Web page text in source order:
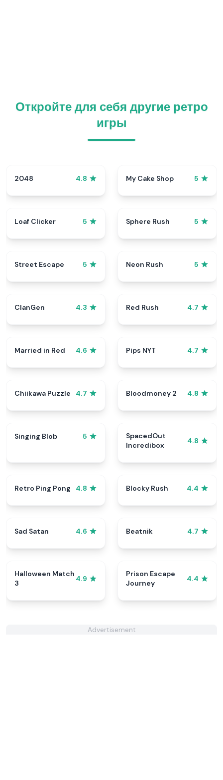
Откройте для себя другие ретро
игры
2048 4.8 My Cake Shop 5
Loaf Clicker 5 Sphere Rush 5
Street Escape 5 Neon Rush 5
ClanGen 4.3 Red Rush 4.7
Married in Red 4.6 Pips NYT 4.7
Chiikawa Puzzle 4.7 Bloodmoney 2 4.8
Singing Blob 5
SpacedOut
Incredibox
4.8
Retro Ping Pong 4.8 Blocky Rush 4.4
Sad Satan 4.6 Beatnik 4.7
Halloween Match
3
4.9
Prison Escape
Journey
4.4
Advertisement